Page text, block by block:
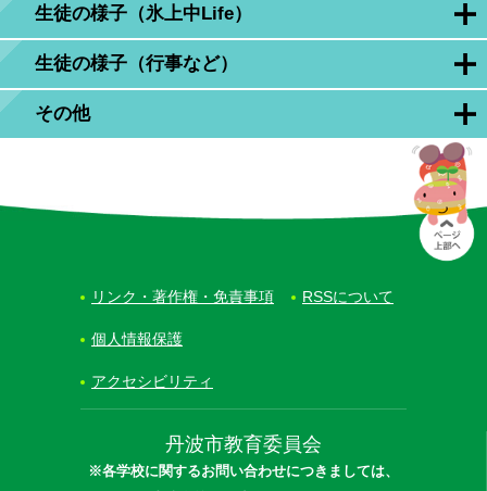
生徒の様子（氷上中Life）
生徒の様子（行事など）
その他
丹波市教育委員会
※各学校に関するお問い合わせにつきましては、
リンク・著作権・免責事項 RSSについて
個人情報保護
アクセシビリティ